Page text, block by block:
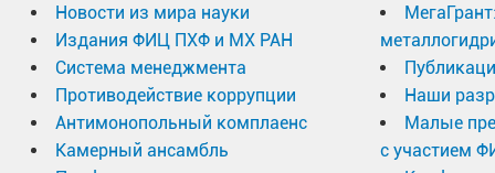
Новости из мира науки
Издания ФИЦ ПХФ и МХ РАН
Система менеджмента
Противодействие коррупции
Антимонопольный комплаенс
Камерный ансамбль
Наши
Малые
с участием